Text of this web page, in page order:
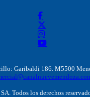
Garibaldi 186. M5500
Todos los derechos